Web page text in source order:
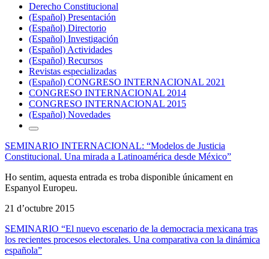
Derecho Constitucional
(Español) Presentación
(Español) Directorio
(Español) Investigación
(Español) Actividades
(Español) Recursos
Revistas especializadas
(Español) CONGRESO INTERNACIONAL 2021
CONGRESO INTERNACIONAL 2014
CONGRESO INTERNACIONAL 2015
(Español) Novedades
SEMINARIO INTERNACIONAL: “Modelos de Justicia
Constitucional. Una mirada a Latinoamérica desde México”
Ho sentim, aquesta entrada es troba disponible únicament en
Espanyol Europeu.
21 d’octubre 2015
SEMINARIO “El nuevo escenario de la democracia mexicana tras
los recientes procesos electorales. Una comparativa con la dinámica
española”